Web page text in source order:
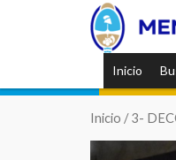
Inicio
Inicio /3-